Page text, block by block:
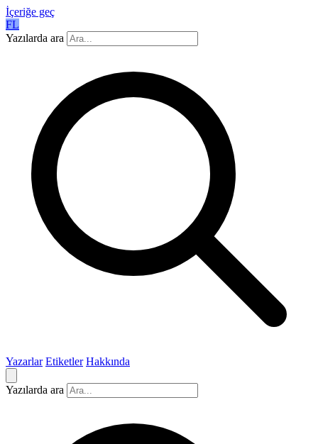
İçeriğe geç
FL
Yazılarda ara
Yazarlar Etiketler Hakkında
Yazılarda ara